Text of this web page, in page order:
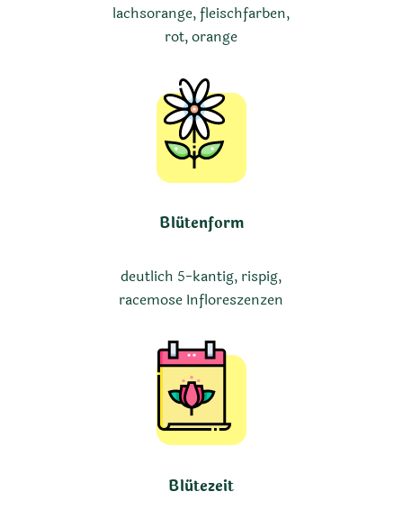
lachsorange, fleischfarben,
rot, orange
Blütenform
deutlich 5-kantig, rispig,
racemose Infloreszenzen
Blütezeit